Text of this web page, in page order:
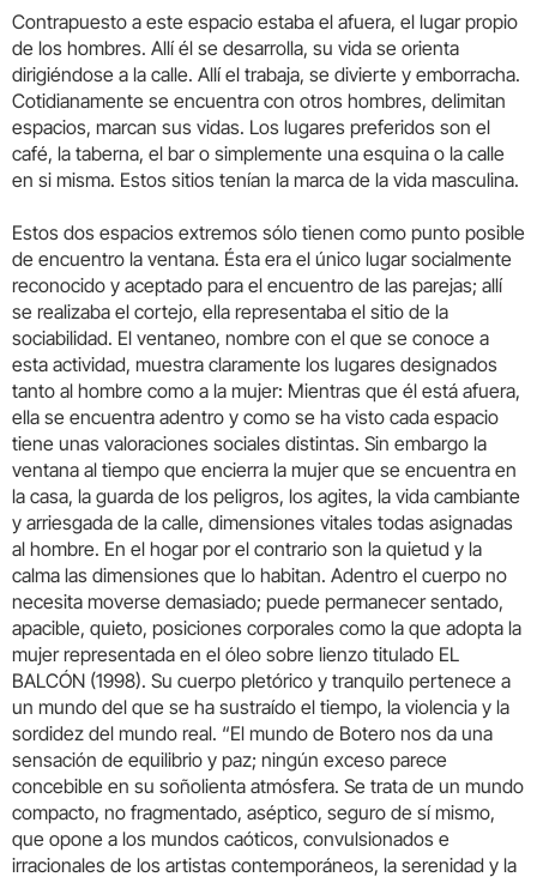
Contrapuesto a este espacio estaba el afuera, el lugar propio
de los hombres. Allí él se desarrolla, su vida se orienta
dirigiéndose a la calle. Allí el trabaja, se divierte y emborracha.
Cotidianamente se encuentra con otros hombres, delimitan
espacios, marcan sus vidas. Los lugares preferidos son el
café, la taberna, el bar o simplemente una esquina o la calle
en si misma. Estos sitios tenían la marca de la vida masculina.
Estos dos espacios extremos sólo tienen como punto posible
de encuentro la ventana. Ésta era el único lugar socialmente
reconocido y aceptado para el encuentro de las parejas; allí
se realizaba el cortejo, ella representaba el sitio de la
sociabilidad. El ventaneo, nombre con el que se conoce a
esta actividad, muestra claramente los lugares designados
tanto al hombre como a la mujer: Mientras que él está afuera,
ella se encuentra adentro y como se ha visto cada espacio
tiene unas valoraciones sociales distintas. Sin embargo la
ventana al tiempo que encierra la mujer que se encuentra en
la casa, la guarda de los peligros, los agites, la vida cambiante
y arriesgada de la calle, dimensiones vitales todas asignadas
al hombre. En el hogar por el contrario son la quietud y la
calma las dimensiones que lo habitan. Adentro el cuerpo no
necesita moverse demasiado; puede permanecer sentado,
apacible, quieto, posiciones corporales como la que adopta la
mujer representada en el óleo sobre lienzo titulado EL
BALCÓN (1998). Su cuerpo pletórico y tranquilo pertenece a
un mundo del que se ha sustraído el tiempo, la violencia y la
sordidez del mundo real. “El mundo de Botero nos da una
sensación de equilibrio y paz; ningún exceso parece
concebible en su soñolienta atmósfera. Se trata de un mundo
compacto, no fragmentado, aséptico, seguro de sí mismo,
que opone a los mundos caóticos, convulsionados e
irracionales de los artistas contemporáneos, la serenidad y la